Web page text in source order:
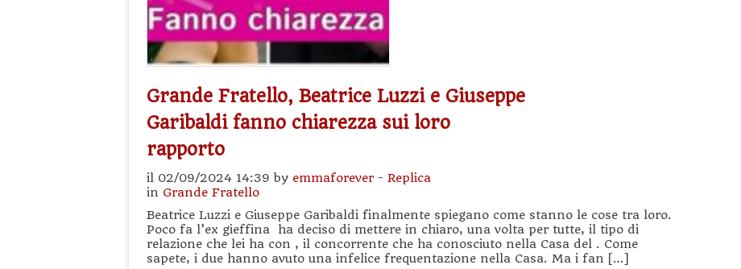
Grande Fratello, Beatrice Luzzi e Giuseppe
Garibaldi fanno chiarezza sui loro
rapporto
il 02/09/2024 14:39 by emmaforever- Replica
in Grande Fratello
Beatrice Luzzi e Giuseppe Garibaldi finalmente spiegano come stanno le cose tra loro.
Poco fa l’ex gieffina ha deciso di mettere in chiaro, una volta per tutte, il tipo di
relazione che lei ha con , il concorrente che ha conosciuto nella Casa del . Come
sapete, i due hanno avuto una infelice frequentazione nella Casa. Ma i fan […]